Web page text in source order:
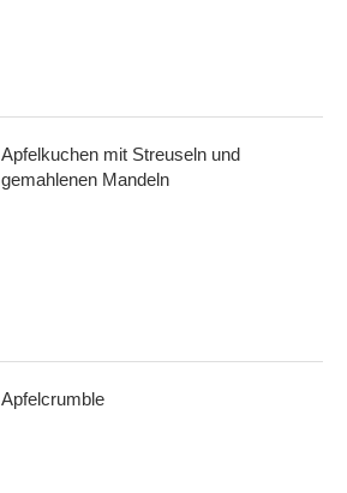
Apfelkuchen mit Streuseln und
gemahlenen Mandeln
Apfelcrumble